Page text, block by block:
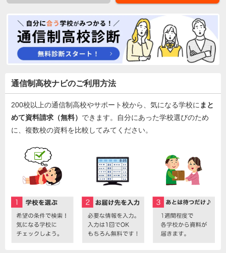
通信制高校ナビのご利用方法
200校以上の通信制高校やサポート校から、気になる学校に まと
めて資料請求（無料） できます。自分にあった学校選びのため
に、複数校の資料を比較してみてください。